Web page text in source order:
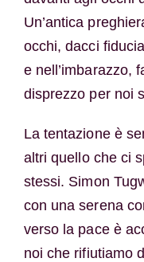
Un’antica
occhi, dacci
e nell’imbarazzo,
disprezzo per noi
La tentazione è
altri quello che ci
stessi. Simon
con una serena
verso la pace è
noi che rifiutiamo